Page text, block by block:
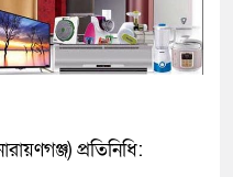
প্রতিনিধি: